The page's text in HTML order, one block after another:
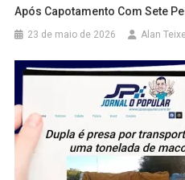
Após Capotamento Com Sete
23 de maio de 2026 Alan